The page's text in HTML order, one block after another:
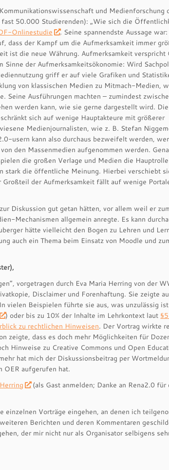
und Medienforschung
50.000 Studierenden): „Wie sich die
Onlinestudie
. Seine spannendste Aussage
dass der Kampf um die Aufmerksamkeit immer
ist die neue Währung. Aufmerksamkeit verspricht
der Aufmerksamkeitsökonomie: Wird
griff er auf viele Grafiken und
von klassischen Medien zu Mitmach-Medien,
Seine Ausführungen machten – zumindest
werden kann, wie sie gerne dargestellt wird. Die
sich auf wenige Hauptakteure mit größerer
Medienjournalisten, wie z. B. Stefan
usern kann also durchaus bezweifelt werden,
den Massenmedien aufgenommen werden.
die großen Verlage und Medien die
stark die öffentliche Meinung. Hierbei verschiebt
der Aufmerksamkeit fällt auf wenige
Diskussion gut getan hätten, vor allem weil er
Mechanismen allgemein anregte. Es kann
hätte vielleicht den Bogen zu Lehren und
auch ein Thema beim Einsatz von Moodle und
vorgetragen durch Eva Maria Herring von der
Disclaimer und Forenhaftung. Sie zeigte
vielen Beispielen führte sie aus, was unzulässig
) oder bis zu 10% der Inhalte im Lehrkontext laut
zu rechtlichen Hinweisen. Der Vortrag wirkte
zeigte, dass es doch mehr Möglichkeiten für
Hinweise zu Creative Commons und Open
hat mich der Diskussionsbeitrag per
OER aufgerufen hat.
(als Gast anmelden; Danke an Rena2.0 für
Vorträge eingehen, an denen ich
Berichten und deren Kommentaren
der mir nicht nur als Organisator selbigens